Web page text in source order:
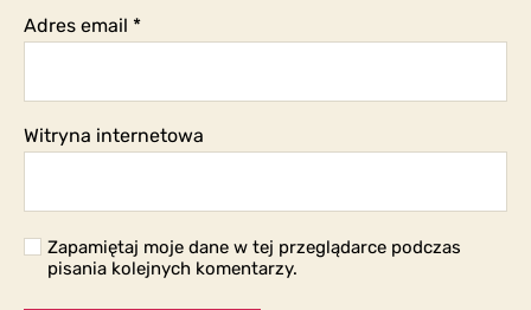
Adres email *
Witryna internetowa
Zapamiętaj moje dane w tej przeglądarce podczas
pisania kolejnych komentarzy.